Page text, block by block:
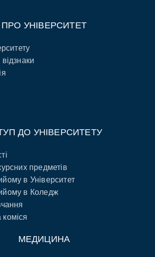
ПРО УНІВЕРСИТЕТ
ДО УНІВЕРСИТЕТУ
предметів
в Університет
в Коледж
МЕДИЦИНА